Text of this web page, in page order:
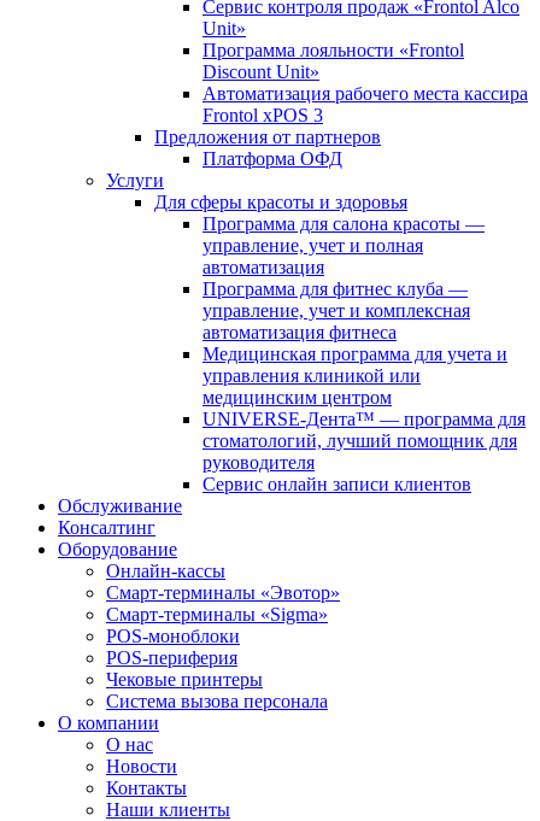
Сервис контроля продаж «Frontol Alco
Unit»
Программа лояльности «Frontol
Discount Unit»
Автоматизация рабочего места кассира
Frontol xPOS 3
Предложения от партнеров
Платформа ОФД
Услуги
Для сферы красоты и здоровья
Программа для салона красоты —
управление, учет и полная
автоматизация
Программа для фитнес клуба —
управление, учет и комплексная
автоматизация фитнеса
Медицинская программа для учета и
управления клиникой или
медицинским центром
UNIVERSE-Дента™ — программа для
стоматологий, лучший помощник для
руководителя
Сервис онлайн записи клиентов
Обслуживание
Консалтинг
Оборудование
Онлайн-кассы
Смарт-терминалы «Эвотор»
Смарт-терминалы «Sigma»
POS-моноблоки
POS-периферия
Чековые принтеры
Система вызова персонала
О компании
О нас
Новости
Контакты
Наши клиенты